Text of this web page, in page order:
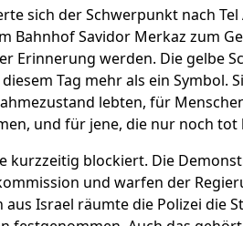
sich der Schwerpunkt nach
Bahnhof Savidor Merkaz zum
Erinnerung werden. Die gelbe
Tag mehr als ein Symbol.
lebten, für
und für jene, die nur noch
kurzzeitig blockiert. Die
und warfen der
Israel räumte die Polizei die